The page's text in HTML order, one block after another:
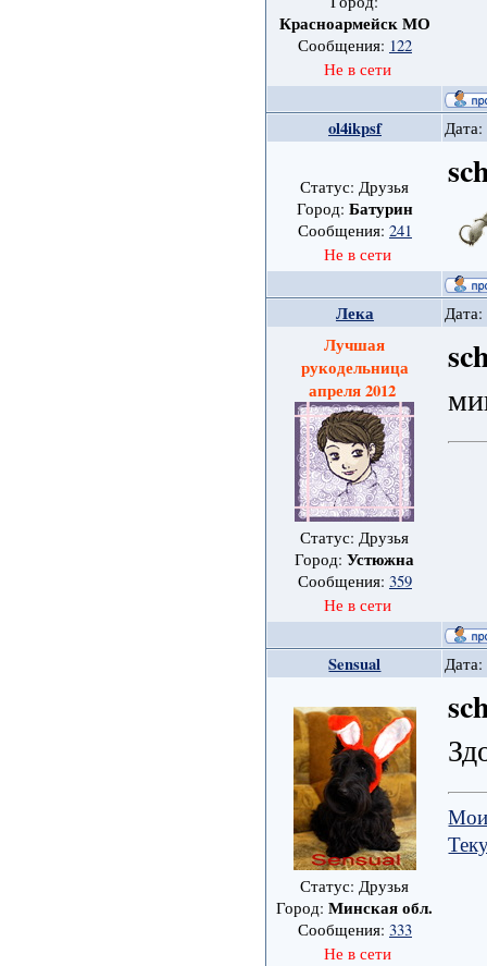
Красноармейск МО
Сообщения: 122
Не в сети
ol4ikpsf
Статус: Друзья
Город: Батурин
Сообщения: 241
Не в сети
Лека Дата:
Лучшая
рукодельница
апреля 2012
Статус: Друзья
Город:Устюжна
Сообщения: 359
Не в сети
Sensual
Статус: Друзья
Город:Минская обл.
Сообщения: 333
Не в сети